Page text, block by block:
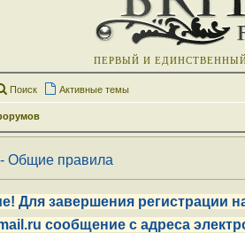
ПЕРВЫЙ И
Поиск Активные темы
Общие правила
Для завершения регистрации
сообщение с адреса